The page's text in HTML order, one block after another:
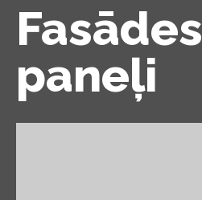
Fasādes
paneļi